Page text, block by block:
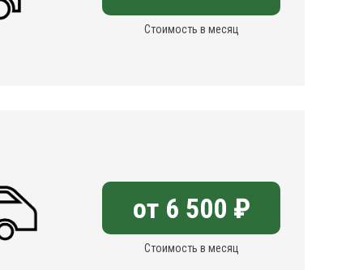
Стоимость в месяц
Стоимость в месяц
от 6 500 ₽